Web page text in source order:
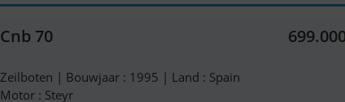
Cnb 70
Zeilboten | Bouwjaar : 1995 | Land : Spain
Motor : Steyr